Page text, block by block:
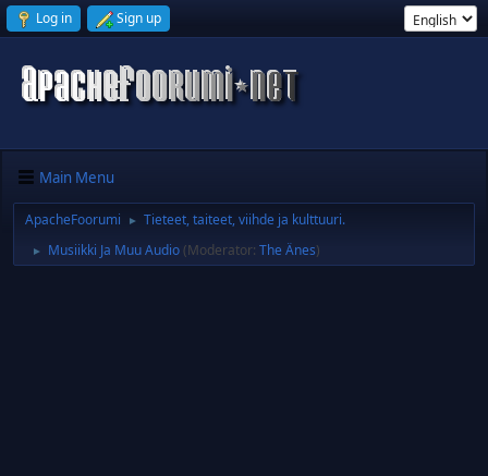
Log in Sign up
Main Menu
ApacheFoorumi ► Tieteet, taiteet, viihde ja kulttuuri.
► Musiikki Ja Muu Audio(Moderator: The Änes)